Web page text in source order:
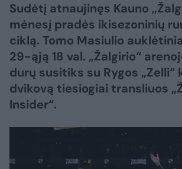
Sudėtį atnaujinęs Kauno
mėnesį pradės ikisezoninių
ciklą. Tomo Masiulio
29-ąją 18 val. „Žalgirio“
durų susitiks su Rygos „Zelli“
dvikovą tiesiogiai transliuos
Insider“.